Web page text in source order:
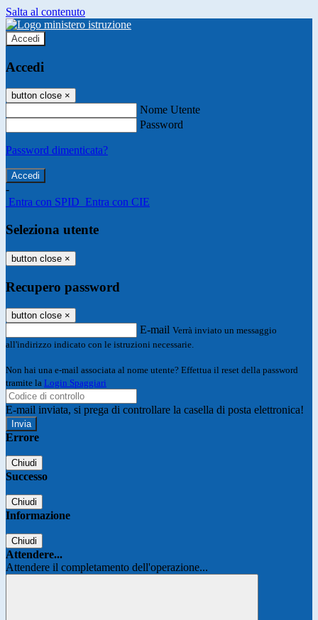
Salta al contenuto
Accedi
Accedi
button close ×
Nome Utente
Password
Password dimenticata?
-
Entra con SPID Entra con CIE
Seleziona utente
button close ×
Recupero password
button close ×
E-mail Verrà inviato un messaggio
all'indirizzo indicato con le istruzioni necessarie.
Non hai una e-mail associata al nome utente? Effettua il reset della password
tramite la Login Spaggiari
E-mail inviata, si prega di controllare la casella di posta elettronica!
Errore
Chiudi
Successo
Chiudi
Informazione
Chiudi
Attendere...
Attendere il completamento dell'operazione...